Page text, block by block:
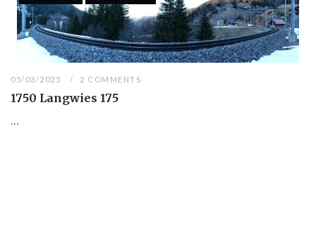
05/03/2025 2 COMMENTS
1750 Langwies 175
...